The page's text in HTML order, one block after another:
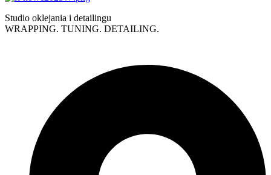
Studio oklejania i detailingu
WRAPPING. TUNING. DETAILING.